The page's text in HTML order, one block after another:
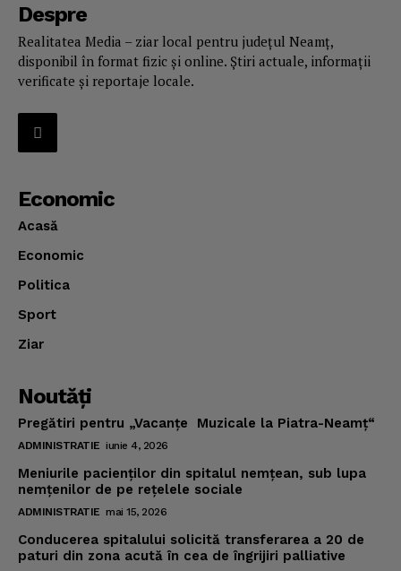
Despre
Realitatea Media – ziar local pentru județul Neamț,
disponibil în format fizic și online. Știri actuale, informații
verificate și reportaje locale.
Economic
Acasă
Economic
Politica
Sport
Ziar
Noutăţi
Pregătiri pentru „Vacanţe Muzicale la Piatra-Neamţ“
ADMINISTRATIE iunie 4, 2026
Meniurile pacienţilor din spitalul nemţean, sub lupa
nemţenilor de pe reţelele sociale
ADMINISTRATIE mai 15, 2026
Conducerea spitalului solicită transferarea a 20 de
paturi din zona acută în cea de îngrijiri palliative